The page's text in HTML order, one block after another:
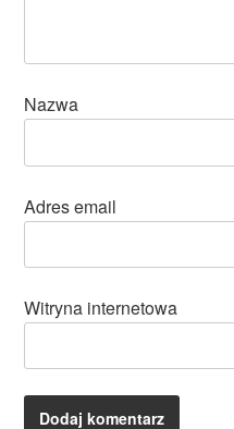
Nazwa
Adres email
Witryna internetowa